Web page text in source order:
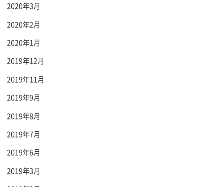
2020年3月
2020年2月
2020年1月
2019年12月
2019年11月
2019年9月
2019年8月
2019年7月
2019年6月
2019年3月